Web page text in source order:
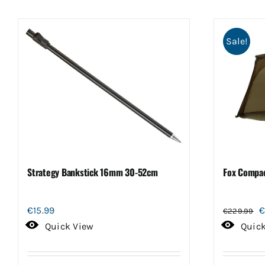
Strategy Bankstick 16mm 30-52cm
€15.99
Quick View
Sale!
Fox
€229.99 €